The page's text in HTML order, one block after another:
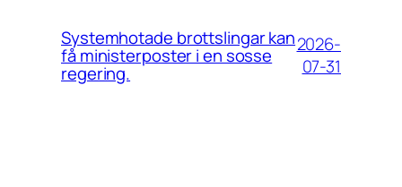
Systemhotade brottslingar kan
få ministerposter i en sosse
regering.
2026-
07-31